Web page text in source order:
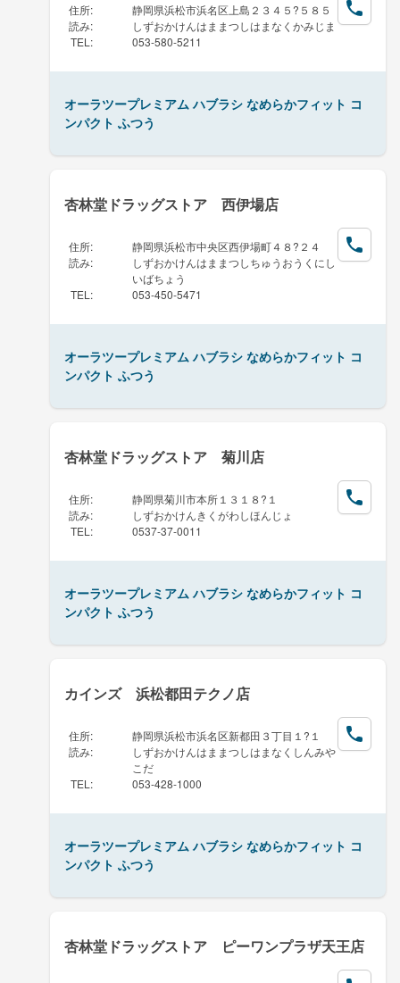
住所:
静岡県浜松市浜名区上島２３４５?５８５
読み:
しずおかけんはままつしはまなくかみじま
TEL : 053-580-5211
オーラツープレミアム ハブラシ なめらかフィット コ
ンパクト ふつう
杏林堂ドラッグストア 西伊場店
住所:
静岡県浜松市中央区西伊場町４８?２４
読み:
しずおかけんはままつしちゅうおうくにし
いばちょう
TEL : 053-450-5471
オーラツープレミアム ハブラシ なめらかフィット コ
ンパクト ふつう
杏林堂ドラッグストア 菊川店
住所:
静岡県菊川市本所１３１８?１
読み:
しずおかけんきくがわしほんじょ
TEL : 0537-37-0011
オーラツープレミアム ハブラシ なめらかフィット コ
ンパクト ふつう
カインズ 浜松都田テクノ店
住所:
静岡県浜松市浜名区新都田３丁目１?１
読み:
しずおかけんはままつしはまなくしんみや
こだ
TEL : 053-428-1000
オーラツープレミアム ハブラシ なめらかフィット コ
ンパクト ふつう
杏林堂ドラッグストア ピーワンプラザ天王店